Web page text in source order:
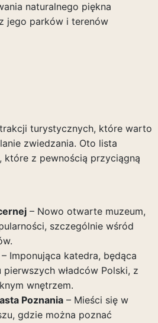
naturalnego piękna
jego parków i terenów
turystycznych, które warto
zwiedzania. Oto lista
które z pewnością przyciągną
– Nowo otwarte muzeum,
szczególnie wśród
Imponująca katedra, będąca
władców Polski, z
wnętrzem.
Poznania– Mieści się w
gdzie można poznać